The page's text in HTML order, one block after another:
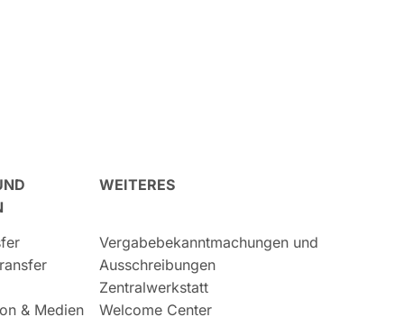
& Medien
WEITERES
Vergabebekanntmachungen und
Ausschreibungen
Zentralwerkstatt
Welcome Center